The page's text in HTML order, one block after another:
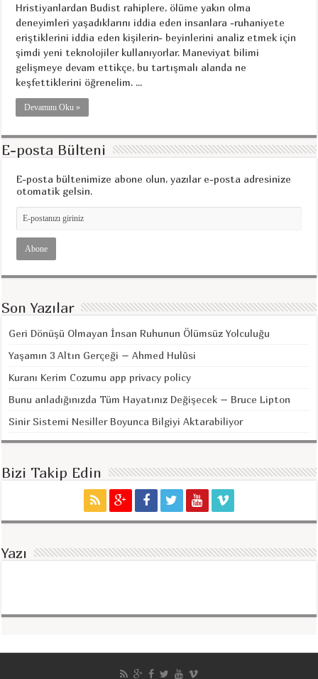
Hristiyanlardan Budist rahiplere, ölüme yakın olma
deneyimleri yaşadıklarını iddia eden insanlara -ruhaniyete
eriştiklerini iddia eden kişilerin- beyinlerini analiz etmek için
şimdi yeni teknolojiler kullanıyorlar. Maneviyat bilimi
gelişmeye devam ettikçe, bu tartışmalı alanda ne
keşfettiklerini öğrenelim. ...
Devamını Oku »
E-posta Bülteni
E-posta bültenimize abone olun, yazılar e-posta adresinize
otomatik gelsin.
Son Yazılar
Geri Dönüşü Olmayan İnsan Ruhunun Ölümsüz Yolculuğu
Yaşamın 3 Altın Gerçeği – Ahmed Hulûsi
Kuranı Kerim Cozumu app privacy policy
Bunu anladığınızda Tüm Hayatınız Değişecek – Bruce Lipton
Sinir Sistemi Nesiller Boyunca Bilgiyi Aktarabiliyor
Bizi Takip Edin
Yazı